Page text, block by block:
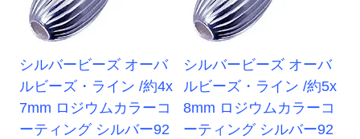
シルバービーズ オーバ
ルビーズ・ライン /約4x
7mm ロジウムカラーコ
ーティング シルバー92
シルバービーズ オーバ
ルビーズ・ライン /約5x
8mm ロジウムカラーコ
ーティング シルバー92